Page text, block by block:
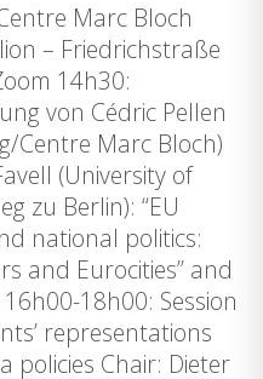
Marc Bloch
– Friedrichstraße
14h30:
von Cédric Pellen
Centre Marc Bloch)
(University of
zu Berlin): “EU
national politics:
and Eurocities” and
16h00-18h00: Session
representations
policies Chair: Dieter